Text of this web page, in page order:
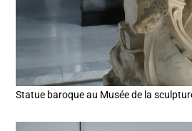
Statue baroque au Musée de la